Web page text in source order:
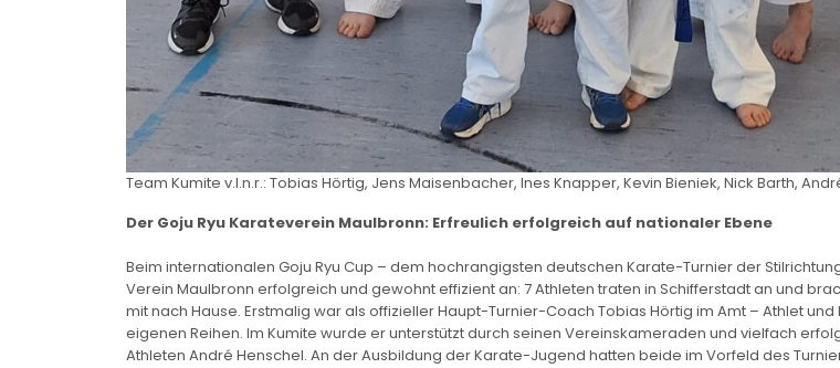
Team Kumite v.l.n.r.: Tobias Hörtig, Jens Maisenbacher, Ines Knapper, Kevin Bieniek, Nick Barth,
Der Goju Ryu Karateverein Maulbronn: Erfreulich erfolgreich auf nationaler Ebene
Beim internationalen Goju Ryu Cup – dem hochrangigsten deutschen Karate-Turnier der
Verein Maulbronn erfolgreich und gewohnt effizient an: 7 Athleten traten in Schifferstadt an und
mit nach Hause. Erstmalig war als offizieller Haupt-Turnier-Coach Tobias Hörtig im Amt – Athlet
eigenen Reihen. Im Kumite wurde er unterstützt durch seinen Vereinskameraden und vielfach
Athleten André Henschel. An der Ausbildung der Karate-Jugend hatten beide im Vorfeld des